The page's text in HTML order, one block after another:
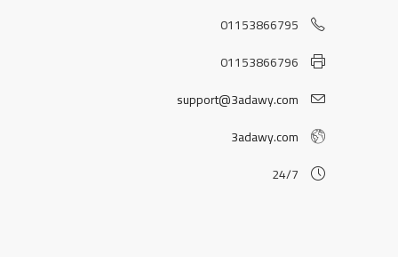
01153866795
01153866796
support@3adawy.com
3adawy.com
24/7